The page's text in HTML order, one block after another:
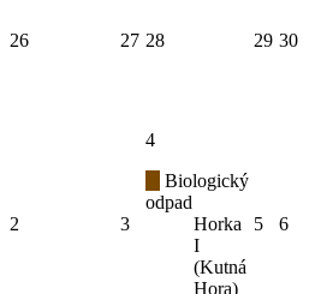
26 27 28 29 30
2 3
4
Biologický
odpad
Horka
I
(Kutná
Hora)
5 6